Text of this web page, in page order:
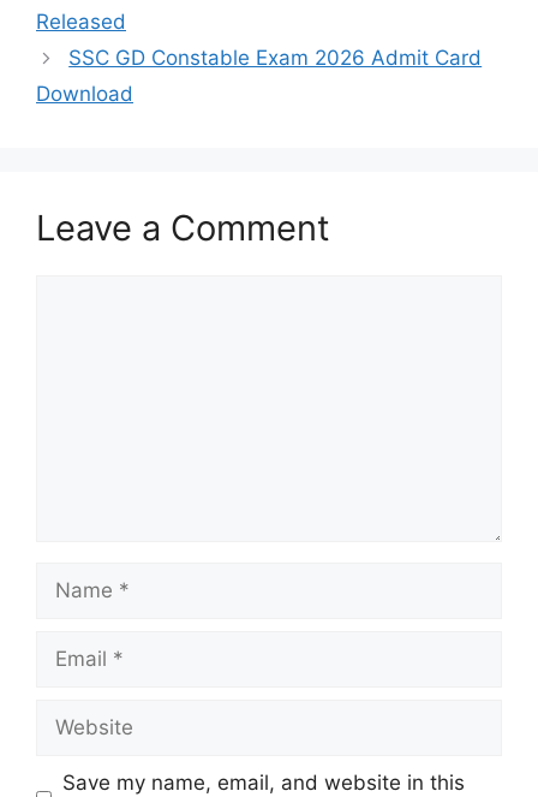
Released
SSC GD Constable Exam 2026 Admit Card
Download
Leave a Comment
Save my name, email, and website in this